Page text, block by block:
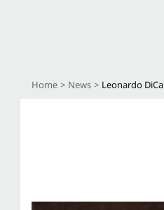
Home News Leonardo